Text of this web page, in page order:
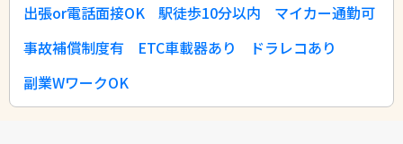
出張or電話面接OK
駅徒歩10分以内
マイカー通勤可
事故補償制度有
ETC車載器あり
ドラレコあり
副業WワークOK